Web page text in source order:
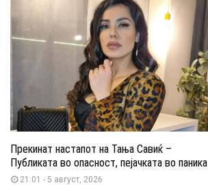
Прекинат настапот на Тања Савиќ –
Публиката во опасност, пејачката во паника
21:01 - 5 август, 2026